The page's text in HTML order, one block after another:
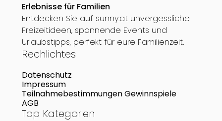
Erlebnisse für Familien
Entdecken Sie auf sunny.at unvergessliche
Freizeitideen, spannende Events und
Urlaubstipps, perfekt für eure Familienzeit.
Rechlichtes
Datenschutz
Impressum
Teilnahmebestimmungen Gewinnspiele
AGB
Top Kategorien